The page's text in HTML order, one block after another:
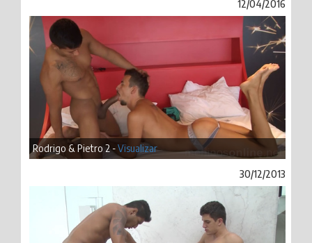
12/04/2016
Rodrigo & Pietro 2 -Visualizar
30/12/2013